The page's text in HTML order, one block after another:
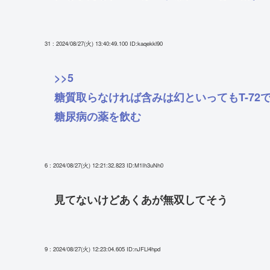
31 : 2024/08/27(火) 13:40:49.100 ID:kaqekkl90
>>5
糖質取らなければ含みは幻といってもT-72
糖尿病の薬を飲む
6 : 2024/08/27(火) 12:21:32.823 ID:M1Ih3uNh0
見てないけどあくあが無双してそう
9 : 2024/08/27(火) 12:23:04.605 ID:nJFLl4hpd